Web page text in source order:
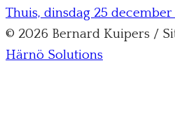
Thuis, dinsdag 25
© 2026 Bernard Kuipers /
Härnö Solutions